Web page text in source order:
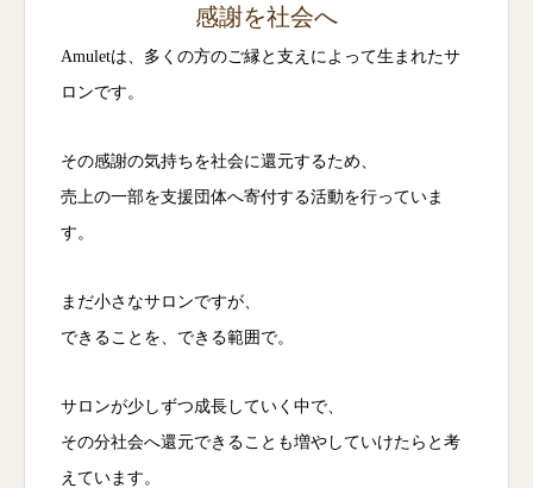
感謝を社会へ
Amuletは、多くの方のご縁と支えによって生まれたサ
ロンです。
その感謝の気持ちを社会に還元するため、
売上の一部を支援団体へ寄付する活動を行っていま
す。
まだ小さなサロンですが、
できることを、できる範囲で。
サロンが少しずつ成長していく中で、
その分社会へ還元できることも増やしていけたらと考
えています。